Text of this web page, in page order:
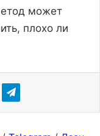
может
плохо ли